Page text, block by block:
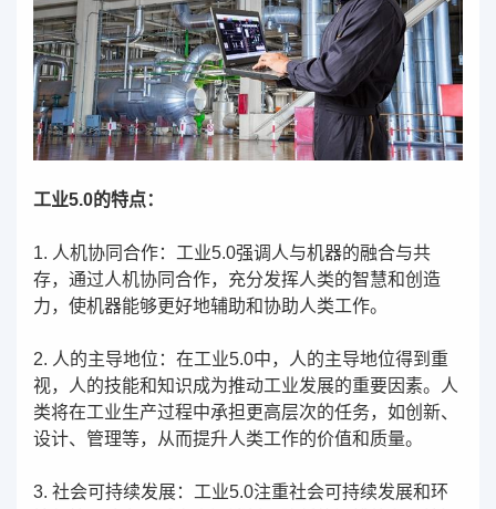
工业5.0的特点：
1. 人机协同合作：工业5.0强调人与机器的融合与共
存，通过人机协同合作，充分发挥人类的智慧和创造
力，使机器能够更好地辅助和协助人类工作。
2. 人的主导地位：在工业5.0中，人的主导地位得到重
视，人的技能和知识成为推动工业发展的重要因素。人
类将在工业生产过程中承担更高层次的任务，如创新、
设计、管理等，从而提升人类工作的价值和质量。
3. 社会可持续发展：工业5.0注重社会可持续发展和环